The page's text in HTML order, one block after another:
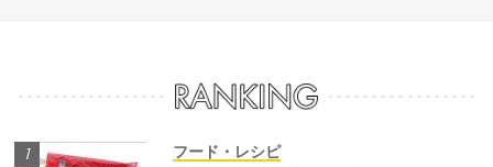
フード・レシピ